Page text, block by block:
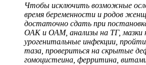
Чтобы исключить возможные
время беременности и родов
достаточно сдать при
ОАК и ОАМ, анализы на ТГ, мазки
урогенитальные инфекции,
таза, провериться на скрытые
гомоцистеина, ферритина,